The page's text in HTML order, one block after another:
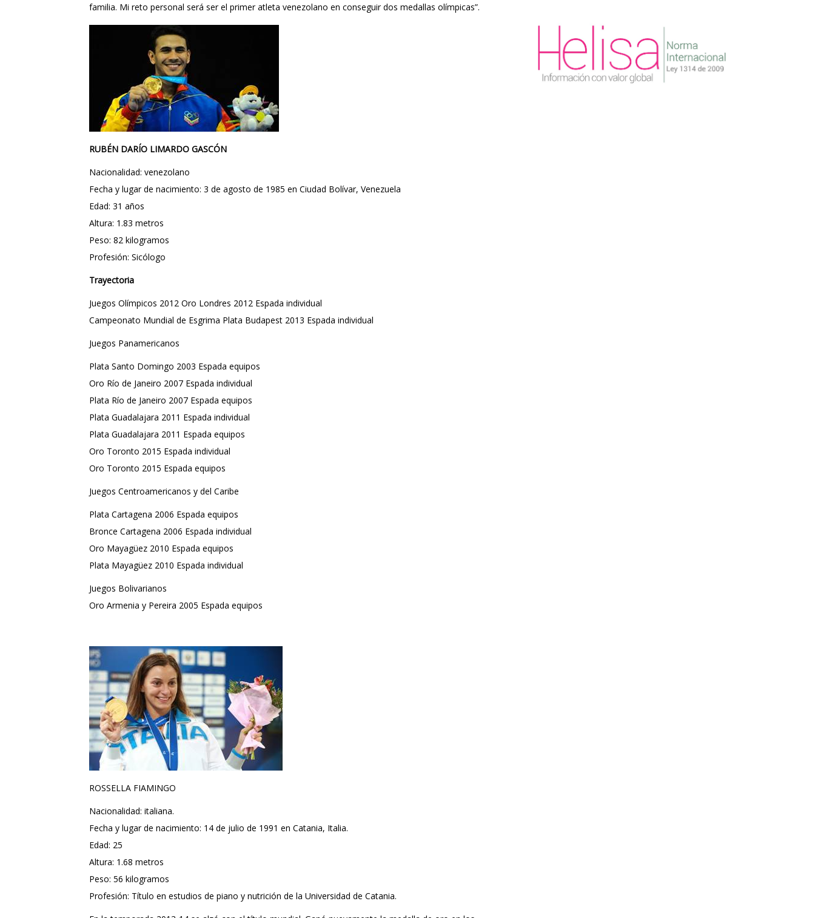
familia. Mi reto personal será ser el primer atleta venezolano en conseguir dos medallas olímpicas”.
RUBÉN DARÍO LIMARDO GASCÓN
Nacionalidad: venezolano
Fecha y lugar de nacimiento: 3 de agosto de 1985 en Ciudad Bolívar, Venezuela
Edad: 31 años
Altura: 1.83 metros
Peso: 82 kilogramos
Profesión: Sicólogo
Trayectoria
Juegos Olímpicos 2012 Oro Londres 2012 Espada individual
Campeonato Mundial de Esgrima Plata Budapest 2013 Espada individual
Juegos Panamericanos
Plata Santo Domingo 2003 Espada equipos
Oro Río de Janeiro 2007 Espada individual
Plata Río de Janeiro 2007 Espada equipos
Plata Guadalajara 2011 Espada individual
Plata Guadalajara 2011 Espada equipos
Oro Toronto 2015 Espada individual
Oro Toronto 2015 Espada equipos
Juegos Centroamericanos y del Caribe
Plata Cartagena 2006 Espada equipos
Bronce Cartagena 2006 Espada individual
Oro Mayagüez 2010 Espada equipos
Plata Mayagüez 2010 Espada individual
Juegos Bolivarianos
Oro Armenia y Pereira 2005 Espada equipos
ROSSELLA FIAMINGO
Nacionalidad: italiana.
Fecha y lugar de nacimiento: 14 de julio de 1991 en Catania, Italia.
Edad: 25
Altura: 1.68 metros
Peso: 56 kilogramos
Profesión: Título en estudios de piano y nutrición de la Universidad de Catania.